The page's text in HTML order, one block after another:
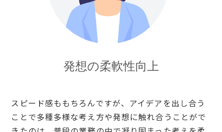
発想の柔軟性向上
スピード感ももちろんですが、アイデアを出し合う
ことで多種多様な考え方や発想に触れ合うことがで